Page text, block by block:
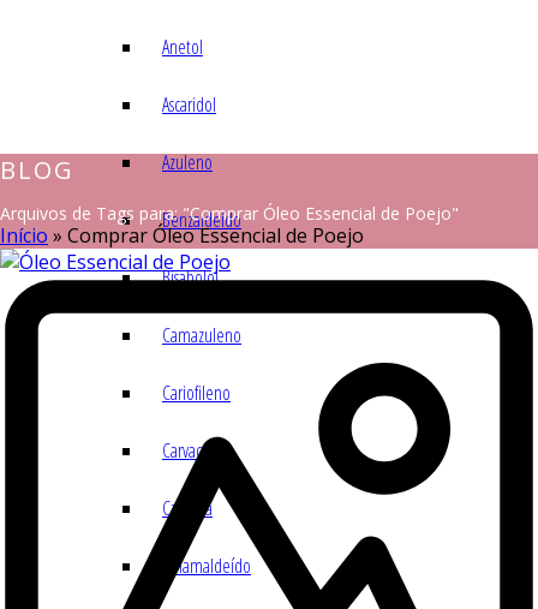
Anetol
Ascaridol
Azuleno
Benzaldeído
Bisabolol
Camazuleno
Cariofileno
Carvacrol
Carvona
Cinamaldeído
BLOG
Arquivos de Tags para: "Comprar Óleo Essencial de Poejo"
Início » Comprar Óleo Essencial de Poejo